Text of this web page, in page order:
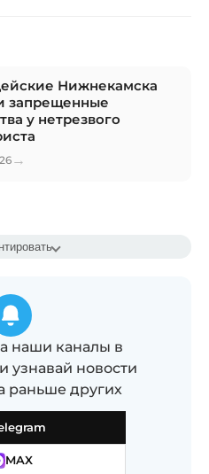
Нижнекамска
запрещенные
у нетрезвого
→
наши каналы в
узнавай новости
раньше других
MAX